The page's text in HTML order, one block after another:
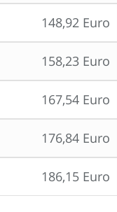
148,92 Euro
158,23 Euro
167,54 Euro
176,84 Euro
186,15 Euro